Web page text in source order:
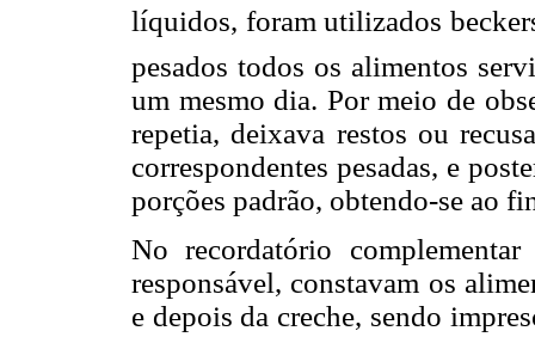
líquidos, foram utilizados
pesados todos os alimentos
um mesmo dia. Por meio de
repetia, deixava restos ou
correspondentes pesadas, e
porções padrão, obtendo-se ao
No recordatório
responsável, constavam os
e depois da creche, sendo